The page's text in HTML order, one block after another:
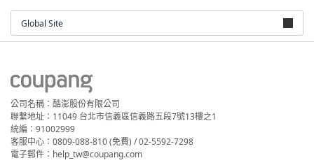
Global Site
公司名稱：酷澎股份有限公司
聯繫地址：11049 台北市信義區信義路五段7號13樓之1
統編：91002999
客服中心：0809-088-810 (免費) / 02-5592-7298
電子郵件：help_tw@coupang.com